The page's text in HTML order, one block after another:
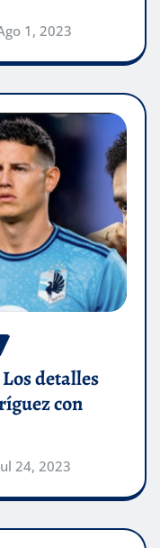
1, 2023
detalles
con
24, 2023